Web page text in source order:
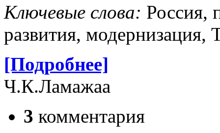
Ключевые слова: Россия,
развития, модернизация,
[Подробнее]
Ч.К.Ламажаа
3 комментария